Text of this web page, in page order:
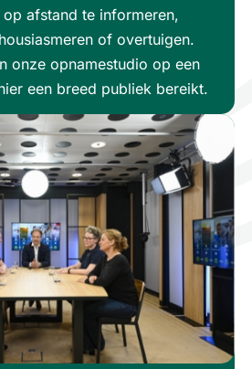
afstand te informeren,
of overtuigen.
onze opnamestudio op een
een breed publiek bereikt.